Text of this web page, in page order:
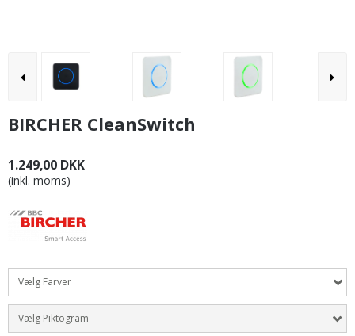
BIRCHER CleanSwitch
1.249,00 DKK
(inkl. moms)
Vælg Farver
Vælg Piktogram